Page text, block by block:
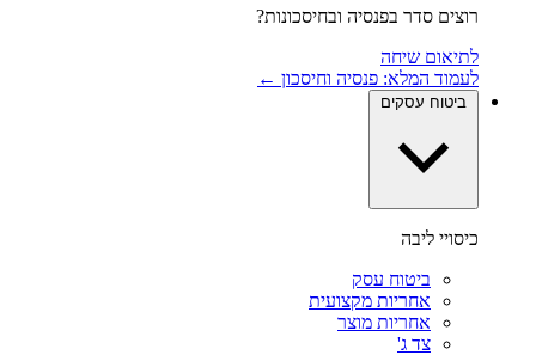
רוצים סדר בפנסיה ובחיסכונות?
לתיאום שיחה
לעמוד המלא: פנסיה וחיסכון ←
ביטוח עסקים
כיסויי ליבה
ביטוח עסק
אחריות מקצועית
אחריות מוצר
צד ג'